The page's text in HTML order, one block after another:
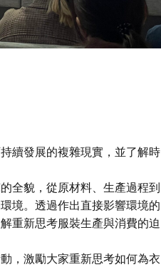
續發展的複雜現實，並了解時
全貌，從原材料、生產過程到
境。透過作出直接影響環境的
重新思考服裝生產與消費的迫
，激勵大家重新思考如何為衣